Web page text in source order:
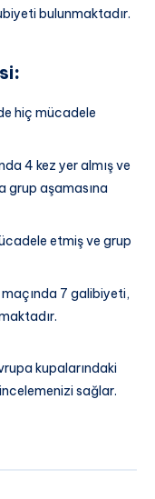
bulunmaktadır.
:
hiç mücadele
4 kez yer almış ve
grup aşamasına
etmiş ve grup
7 galibiyeti,
kupalarındaki
sağlar.